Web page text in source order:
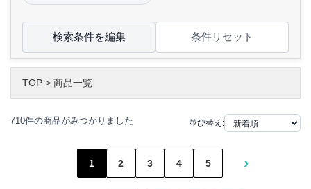
検索条件を編集 条件リセット
TOP > 商品一覧
710件の商品がみつかりました 並び替え:
1 2 3 4 5 ›